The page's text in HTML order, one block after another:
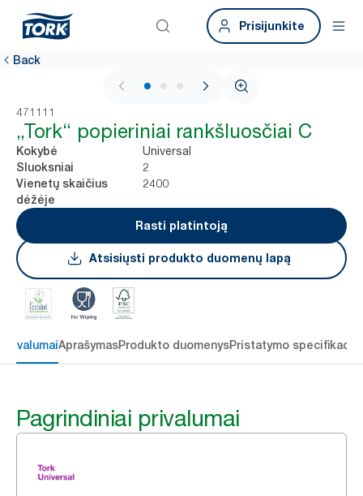
Prisijunkite
Back
1 / 3
471111
„Tork“ popieriniai rankšluosčiai C
Kokybė Universal
Sluoksniai 2
Vienetų skaičius
dėžėje
2400
Rasti platintoją
Atsisiųsti produkto duomenų lapą
AprašymasProdukto duomenysPristatymo
Pagrindiniai privalumai